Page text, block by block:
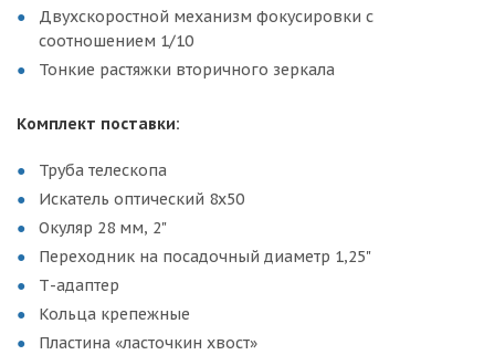
Двухскоростной механизм фокусировки с
соотношением 1/10
Тонкие растяжки вторичного зеркала
Комплект поставки:
Труба телескопа
Искатель оптический 8х50
Окуляр 28 мм, 2"
Переходник на посадочный диаметр 1,25"
Т-адаптер
Кольца крепежные
Пластина «ласточкин хвост»